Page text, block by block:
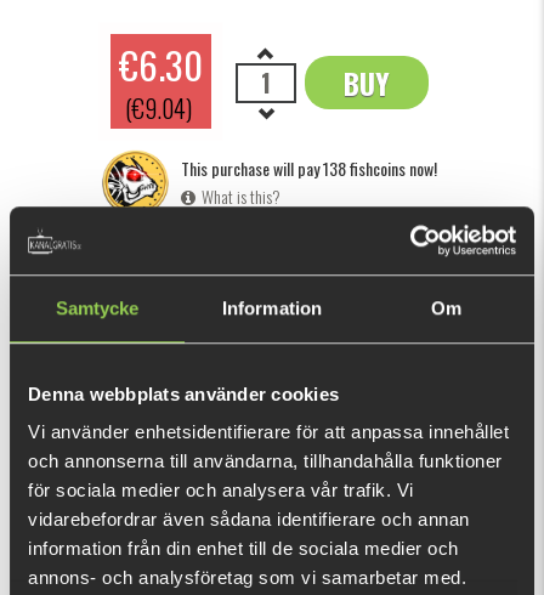
Samtycke Information Om
Denna webbplats använder cookies
Vi använder enhetsidentifierare för att anpassa innehållet
och annonserna till användarna, tillhandahålla funktioner
för sociala medier och analysera vår trafik. Vi
vidarebefordrar även sådana identifierare och annan
information från din enhet till de sociala medier och
annons- och analysföretag som vi samarbetar med.
€6.30
(€9.04)
BUY
OK
This purchase will pay 138 fishcoins now!
What is this?
Made of durable and phtalate-free plastics, the Headbanger
BangerShad is a bait full of life. It has a waggling action
with lots of belly flash and can be retrieved at any speed.
The paddle tail kicks at extremely slow retrieves and the
bait has an amazing action on the drop. Featuring a detailed
scale exterior, the BangerShad can be rigged any way you
prefer, but we recommend pairing it with our RockerHead
Dive Stinger, which gives you an unreal and previously unseen
paddle tail soft bait action.
SHOW MORE
RECOMMENDED PRODUCTS